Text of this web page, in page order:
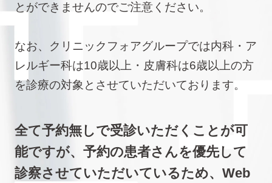
とができませんのでご注意ください。
なお、クリニックフォアグループでは内科・ア
レルギー科は10歳以上・皮膚科は6歳以上の方
を診療の対象とさせていただいております。
全て予約無しで受診いただくことが可
能ですが、予約の患者さんを優先して
診察させていただいているため、Web